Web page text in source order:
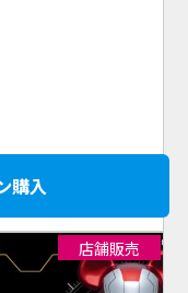
購入
店舗販売